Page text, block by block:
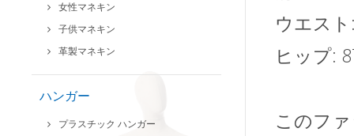
女性マネキン
子供マネキン
革製マネキン
ハンガー
プラスチック ハンガー
ウエス
ヒップ:
このフ